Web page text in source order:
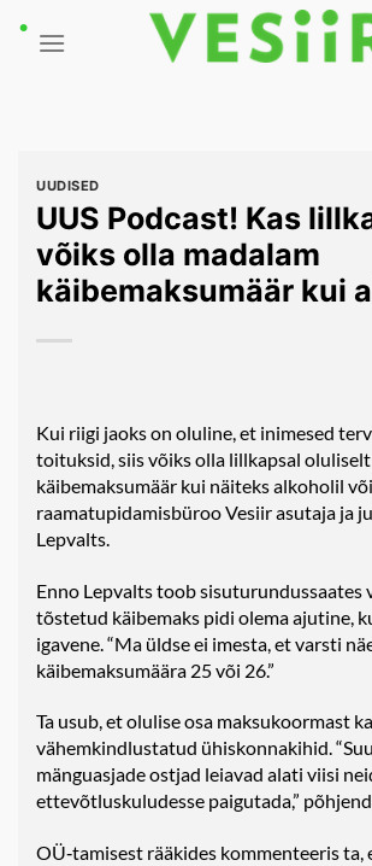
UUDISED
UUS Podcast! Kas
võiks olla madalam
käibemaksumäär kui
Kui riigi jaoks on oluline, et inimesed
toituksid, siis võiks olla lillkapsal
käibemaksumäär kui näiteks alkoholil
raamatupidamisbüroo Vesiir asutaja ja
Lepvalts.
Enno Lepvalts toob sisuturundussaates
tõstetud käibemaks pidi olema ajutine,
igavene. “Ma üldse ei imesta, et varsti
käibemaksumäära 25 või 26.”
Ta usub, et olulise osa maksukoormast
vähemkindlustatud ühiskonnakihid.
mänguasjade ostjad leiavad alati viisi
ettevõtluskuludesse paigutada,”
OÜ‑tamisest rääkides kommenteeris ta,